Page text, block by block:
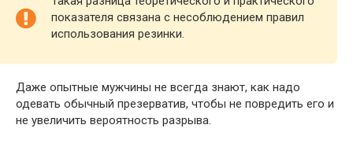
показателя связана с несоблюдением правил
использования резинки.
Даже опытные мужчины не всегда знают, как надо
одевать обычный презерватив, чтобы не повредить его и
не увеличить вероятность разрыва.